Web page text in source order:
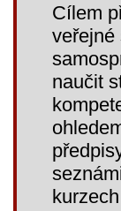
Cílem
veřejné
naučit